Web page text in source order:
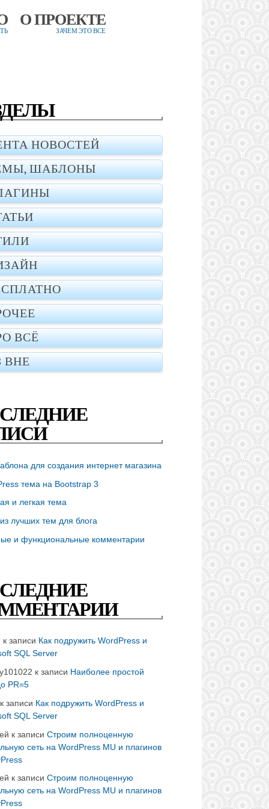
О ПРОЕКТЕ
ЗАЧЕМ ЭТО ВСЕ
НОВОСТЕЙ
ШАБЛОНЫ
ВСЁ
ВНЕ
для создания интернет магазина
тема на Bootstrap 3
и легкая тема
лучших тем для блога
и функциональные комментарии
к записи Как подружить WordPress и
SQL Server
к записи Наиболее простой
PR=5
записи Как подружить WordPress и
SQL Server
к записи Строим полноценную
сеть на WordPress MU и плагинов
к записи Строим полноценную
сеть на WordPress MU и плагинов